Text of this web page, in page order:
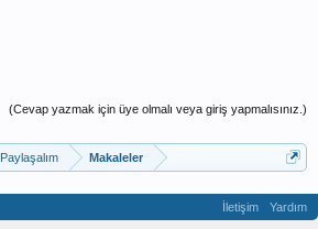
(Cevap yazmak için üye olmalı veya giriş yapmalısınız.)
Paylaşalım Makaleler
İletişim
Yardım